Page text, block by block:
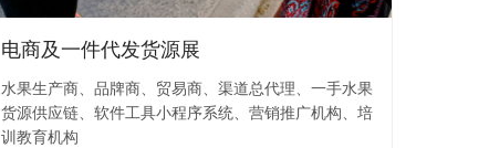
电商及一件代发货源展
水果生产商、品牌商、贸易商、渠道总代理、一手水果
货源供应链、软件工具小程序系统、营销推广机构、培
训教育机构